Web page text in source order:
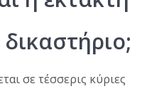
σε τέσσερις κύριες